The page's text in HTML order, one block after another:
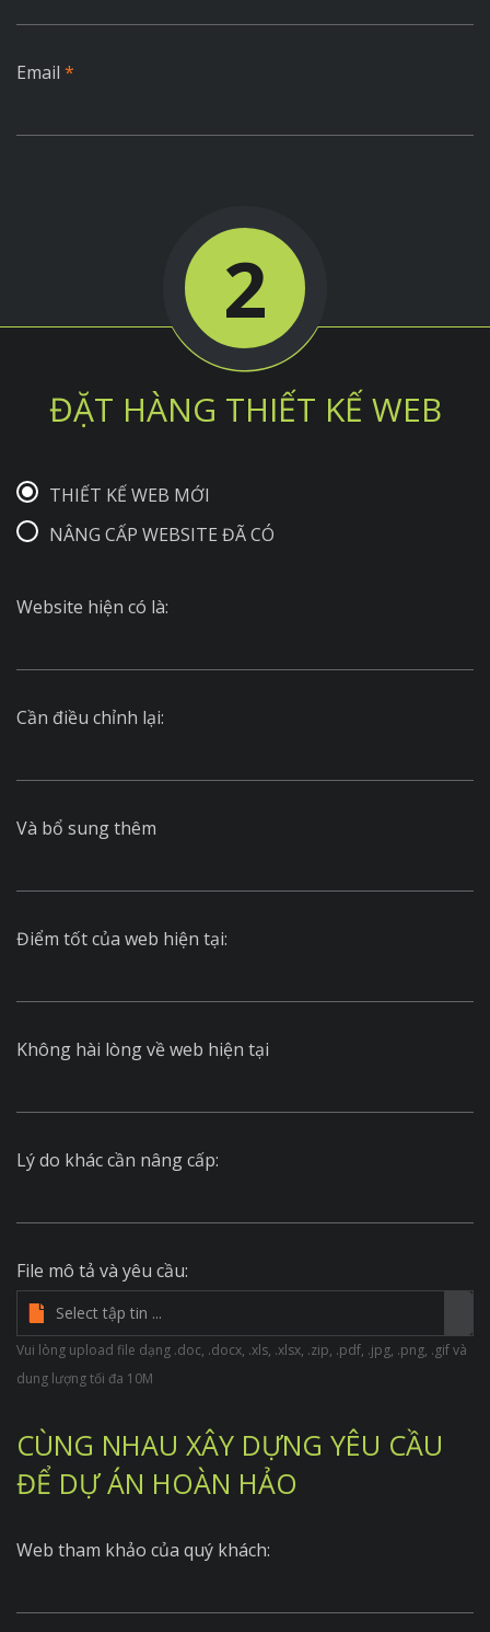
Email *
2
ĐẶT HÀNG THIẾT KẾ WEB
THIẾT KẾ WEB MỚI
NÂNG CẤP WEBSITE ĐÃ CÓ
Website hiện có là:
Cần điều chỉnh lại:
Và bổ sung thêm
Điểm tốt của web hiện tại:
Không hài lòng về web hiện tại
Lý do khác cần nâng cấp:
File mô tả và yêu cầu:
Vui lòng upload file dạng .doc, .docx, .xls, .xlsx, .zip, .pdf, .jpg, .png, .gif và
dung lượng tối đa 10M
CÙNG NHAU XÂY DỰNG YÊU CẦU
ĐỂ DỰ ÁN HOÀN HẢO
Web tham khảo của quý khách: